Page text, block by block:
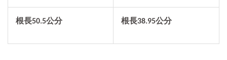
根長50.5公分 根長38.95公分